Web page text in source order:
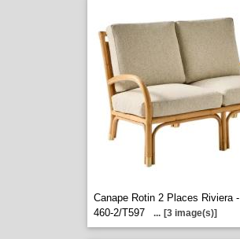
Canape Rotin 2 Places Riviera -
460-2/T597
... [3 image(s)]